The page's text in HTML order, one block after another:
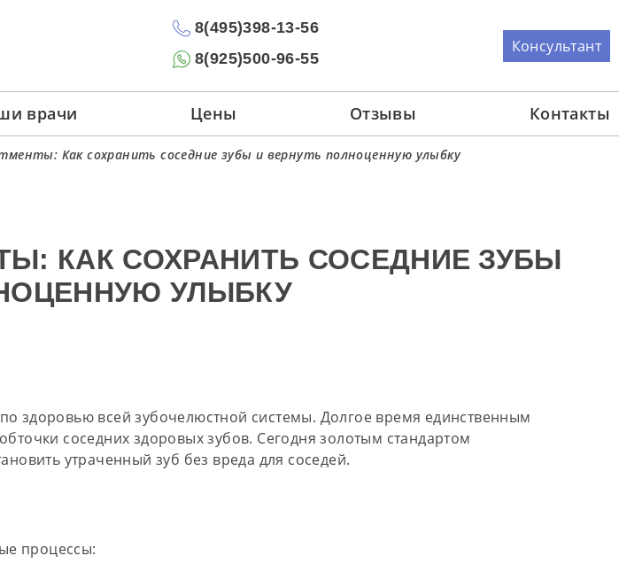
8(495)398-13-56
8(925)500-96-55
Консультант
врачи Цены Отзывы Контакты
Как сохранить соседние зубы и вернуть полноценную улыбку
КАК СОХРАНИТЬ СОСЕДНИЕ ЗУБЫ
УЛЫБКУ
здоровью всей зубочелюстной системы. Долгое время единственным
соседних здоровых зубов. Сегодня золотым стандартом
утраченный зуб без вреда для соседей.
процессы: